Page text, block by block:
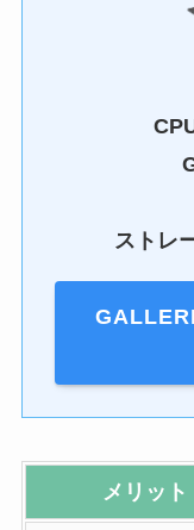
ストレ
メリット